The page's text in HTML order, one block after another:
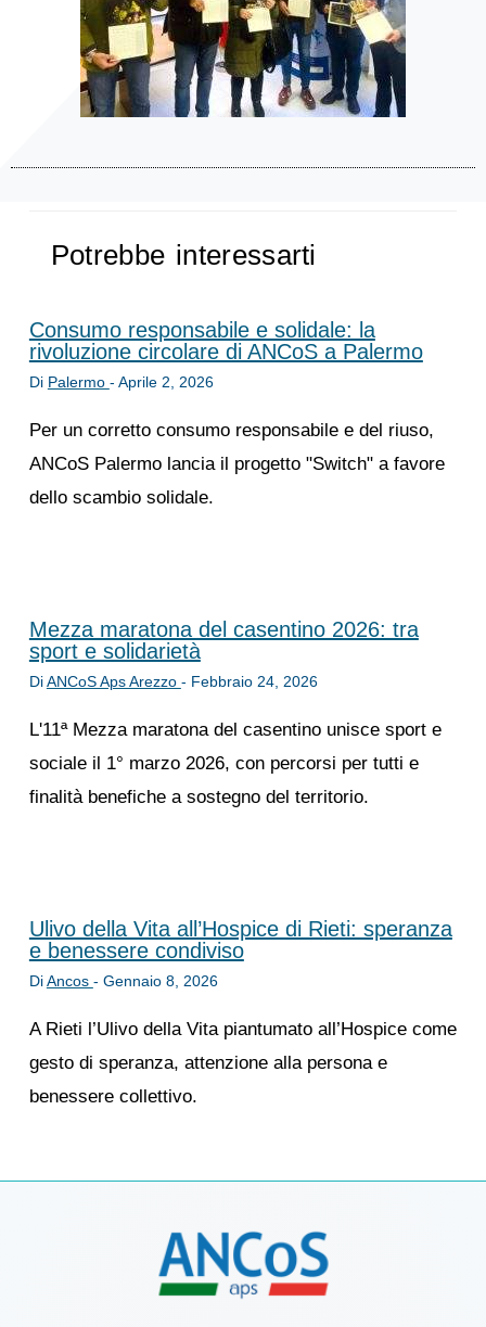
Potrebbe interessarti
Consumo responsabile e solidale: la
rivoluzione circolare di ANCoS a Palermo
Di Palermo - Aprile 2, 2026
Per un corretto consumo responsabile e del riuso,
ANCoS Palermo lancia il progetto "Switch" a favore
dello scambio solidale.
Mezza maratona del casentino 2026: tra
sport e solidarietà
DiANCoS Aps Arezzo - Febbraio 24, 2026
L'11ª Mezza maratona del casentino unisce sport e
sociale il 1° marzo 2026, con percorsi per tutti e
finalità benefiche a sostegno del territorio.
Ulivo della Vita all’Hospice di Rieti: speranza
e benessere condiviso
DiAncos - Gennaio 8, 2026
A Rieti l’Ulivo della Vita piantumato all’Hospice come
gesto di speranza, attenzione alla persona e
benessere collettivo.